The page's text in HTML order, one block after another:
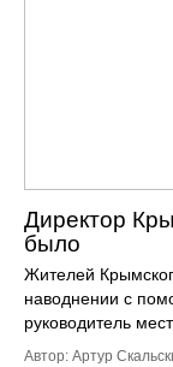
Директор
было
Жителей
наводнении с
руководитель
Автор: Артур